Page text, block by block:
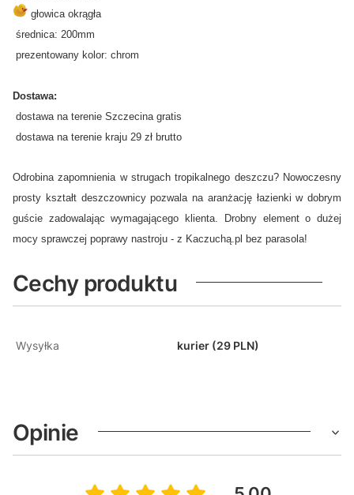
głowica okrągła
średnica: 200mm
prezentowany kolor: chrom
Dostawa:
dostawa na terenie Szczecina gratis
dostawa na terenie kraju 29 zł brutto
Odrobina zapomnienia w strugach tropikalnego deszczu? Nowoczesny
prosty kształt deszczownicy pozwala na aranżację łazienki w dobrym
guście zadowalając wymagającego klienta. Drobny element o dużej
mocy sprawczej poprawy nastroju - z Kaczuchą.pl bez parasola!
Cechy produktu
Wysyłka kurier (29 PLN)
Opinie